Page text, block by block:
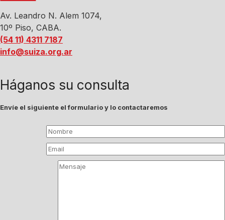
Av. Leandro N. Alem 1074,
10º Piso, CABA.
(54 11) 4311 7187
info@suiza.org.ar
Háganos su consulta
Envíe el siguiente el formulario y lo contactaremos